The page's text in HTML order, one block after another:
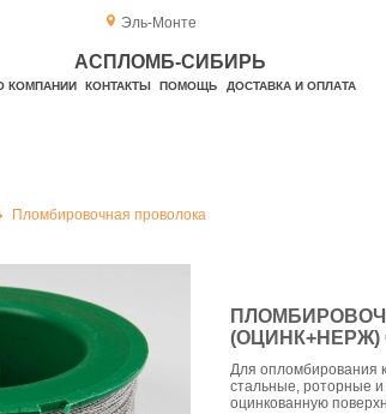
Эль-Монте
АСПЛОМБ-СИБИРЬ
КОМПАНИИ КОНТАКТЫ ПОМОЩЬ ДОСТАВКА И ОПЛАТА
Пломбировочная проволока
(ОЦИНК+НЕРЖ)
Для опломбирования
стальные, роторные
оцинкованную